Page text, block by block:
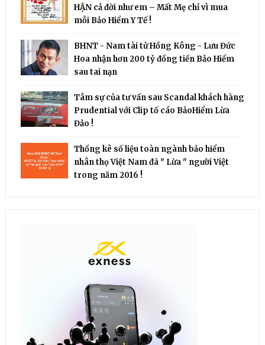
HẬN cả đời như em – Mất Mẹ chỉ vì mua
mỗi Bảo Hiểm Y Tế !
BHNT - Nam tài tử Hồng Kông - Lưu Đức
Hoa nhận hơn 200 tỷ đồng tiền Bảo Hiểm
sau tai nạn
Tâm sự của tư vấn sau Scandal khách hàng
Prudential với Clip tố cáo BảoHiểm Lừa
Đảo !
Thống kê số liệu toàn ngành bảo hiểm
nhân thọ Việt Nam đã " Lừa " người Việt
trong năm 2016 !